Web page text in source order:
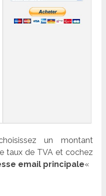
un montant
taux de TVA et cochez
email principale«